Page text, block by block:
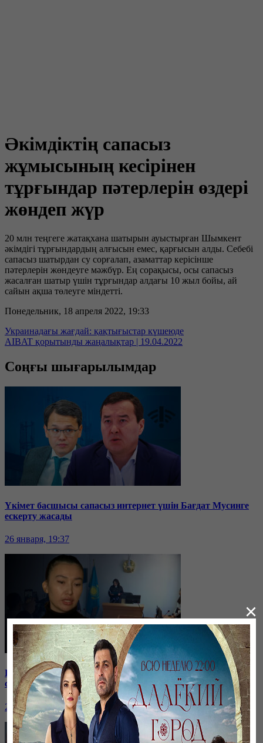
Әкімдіктің сапасыз
жұмысының кесірінен
тұрғындар пәтерлерін өздері
жөндеп жүр
20 млн теңгеге жатақхана шатырын ауыстырған Шымкент
әкімдігі тұрғындардың алғысын емес, қарғысын алды. Себебі
сапасыз шатырдан су сорғалап, азаматтар керісінше
пәтерлерін жөндеуге мәжбүр. Ең сорақысы, осы сапасыз
жасалған шатыр үшін тұрғындар алдағы 10 жыл бойы, ай
сайын ақша төлеуге міндетті.
Понедельник, 18 апреля 2022, 19:33
Украинадағы жағдай: қақтығыстар күшеюде
AIBAT қорытынды жаңалықтар | 19.04.2022
Соңғы шығарылымдар
Үкімет басшысы сапасыз интернет үшін Бағдат Мусинге
ескерту жасады
26 января, 19:37
Бірнеше отбасын алдаған туристік фирма директоры
сотталып жатыр
26 января, 19:36
×